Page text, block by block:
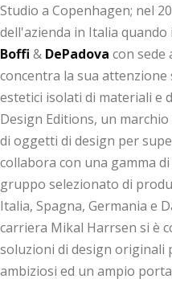
Studio a Copenhagen; nel
dell'azienda in Italia
Boffi & DePadova con sede
concentra la sua
estetici isolati di materiali e
Design Editions, un
di oggetti di design per
collabora con una gamma
gruppo selezionato di
Italia, Spagna, Germania e
carriera Mikal Harrsen si è
soluzioni di design originali
ambiziosi ed un ampio